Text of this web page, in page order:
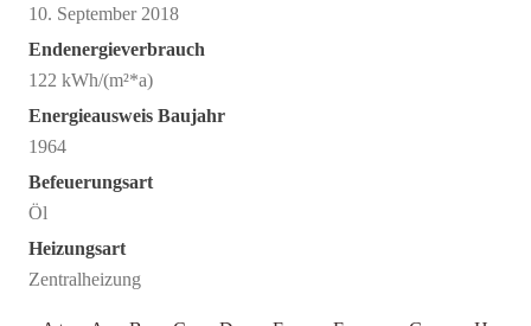
10. September 2018
Endenergieverbrauch
122 kWh/(m²*a)
Energieausweis Baujahr
1964
Befeuerungsart
Öl
Heizungsart
Zentralheizung